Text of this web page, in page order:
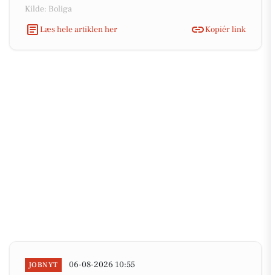
Kilde: Boliga
Læs hele artiklen her
Kopiér link
JOBNYT 06-08-2026 10:55